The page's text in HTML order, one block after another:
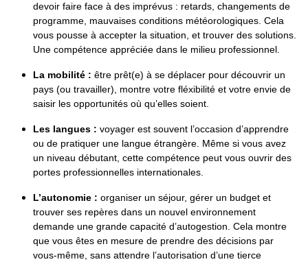
devoir faire face à des imprévus : retards, changements de
programme, mauvaises conditions météorologiques. Cela
vous pousse à accepter la situation, et trouver des solutions.
Une compétence appréciée dans le milieu professionnel.
La mobilité : être prêt(e) à se déplacer pour découvrir un
pays (ou travailler), montre votre fléxibilité et votre envie de
saisir les opportunités où qu’elles soient.
Les langues : voyager est souvent l’occasion d’apprendre
ou de pratiquer une langue étrangère. Même si vous avez
un niveau débutant, cette compétence peut vous ouvrir des
portes professionnelles internationales.
L’autonomie : organiser un séjour, gérer un budget et
trouver ses repères dans un nouvel environnement
demande une grande capacité d’autogestion. Cela montre
que vous êtes en mesure de prendre des décisions par
vous-même, sans attendre l’autorisation d’une tierce